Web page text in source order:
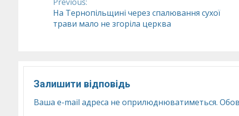
Continue
Reading
На Тернопільщині через спалювання сухої
трави мало не згоріла церква
Залишити відповідь
Ваша e-mail адреса не оприлюднюватиметься.